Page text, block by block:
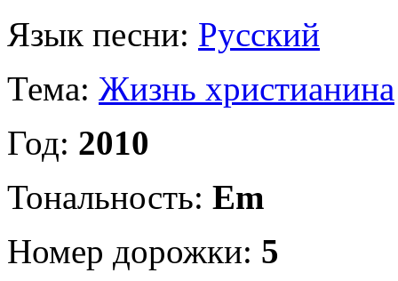
Язык песни: Русский
Тема: Жизнь христианина
Год: 2010
Тональность: Em
Номер дорожки: 5